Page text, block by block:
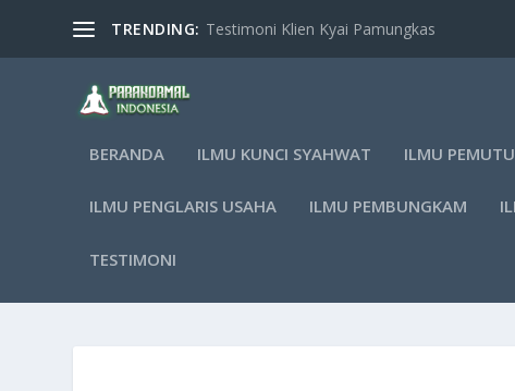
TRENDING: Testimoni Klien Kyai Pamungkas
BERANDA ILMU KUNCI SYAHWAT ILMU
ILMU PENGLARIS USAHA ILMU PEMBUNGKAM
TESTIMONI